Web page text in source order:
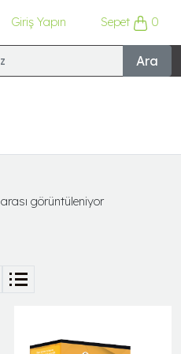
Giriş Yapın Sepet 0
Ara
görüntüleniyor